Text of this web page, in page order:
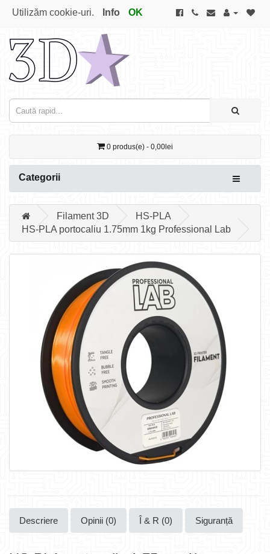
Utilizăm cookie-uri. Info OK
0 produs(e) - 0,00lei
Categorii
Filament 3D
HS-PLA
HS-PLA portocaliu 1.75mm 1kg Professional Lab
Descriere Opinii (0) Î & R (0) Siguranță